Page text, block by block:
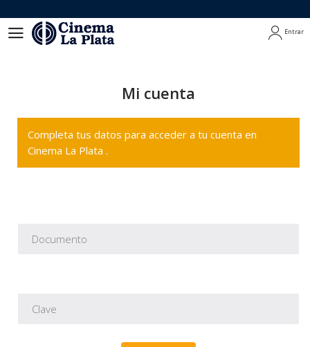
Entrar
Mi cuenta
Completa tus datos para acceder a tu cuenta en
Cinema La Plata .